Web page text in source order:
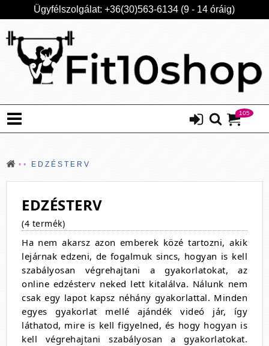
Ügyfélszolgálat: +36(30)563-6134 (9 - 14 óráig)
105
EDZÉSTERV
EDZÉSTERV
(4 termék)
Ha nem akarsz azon emberek közé tartozni, akik
lejárnak edzeni, de fogalmuk sincs, hogyan is kell
szabályosan végrehajtani a gyakorlatokat, az
online edzésterv neked lett kitalálva. Nálunk nem
csak egy lapot kapsz néhány gyakorlattal. Minden
egyes gyakorlat mellé ajándék videó jár, így
láthatod, mire is kell figyelned, és hogy hogyan is
kell végrehajtani szabályosan a gyakorlatokat.